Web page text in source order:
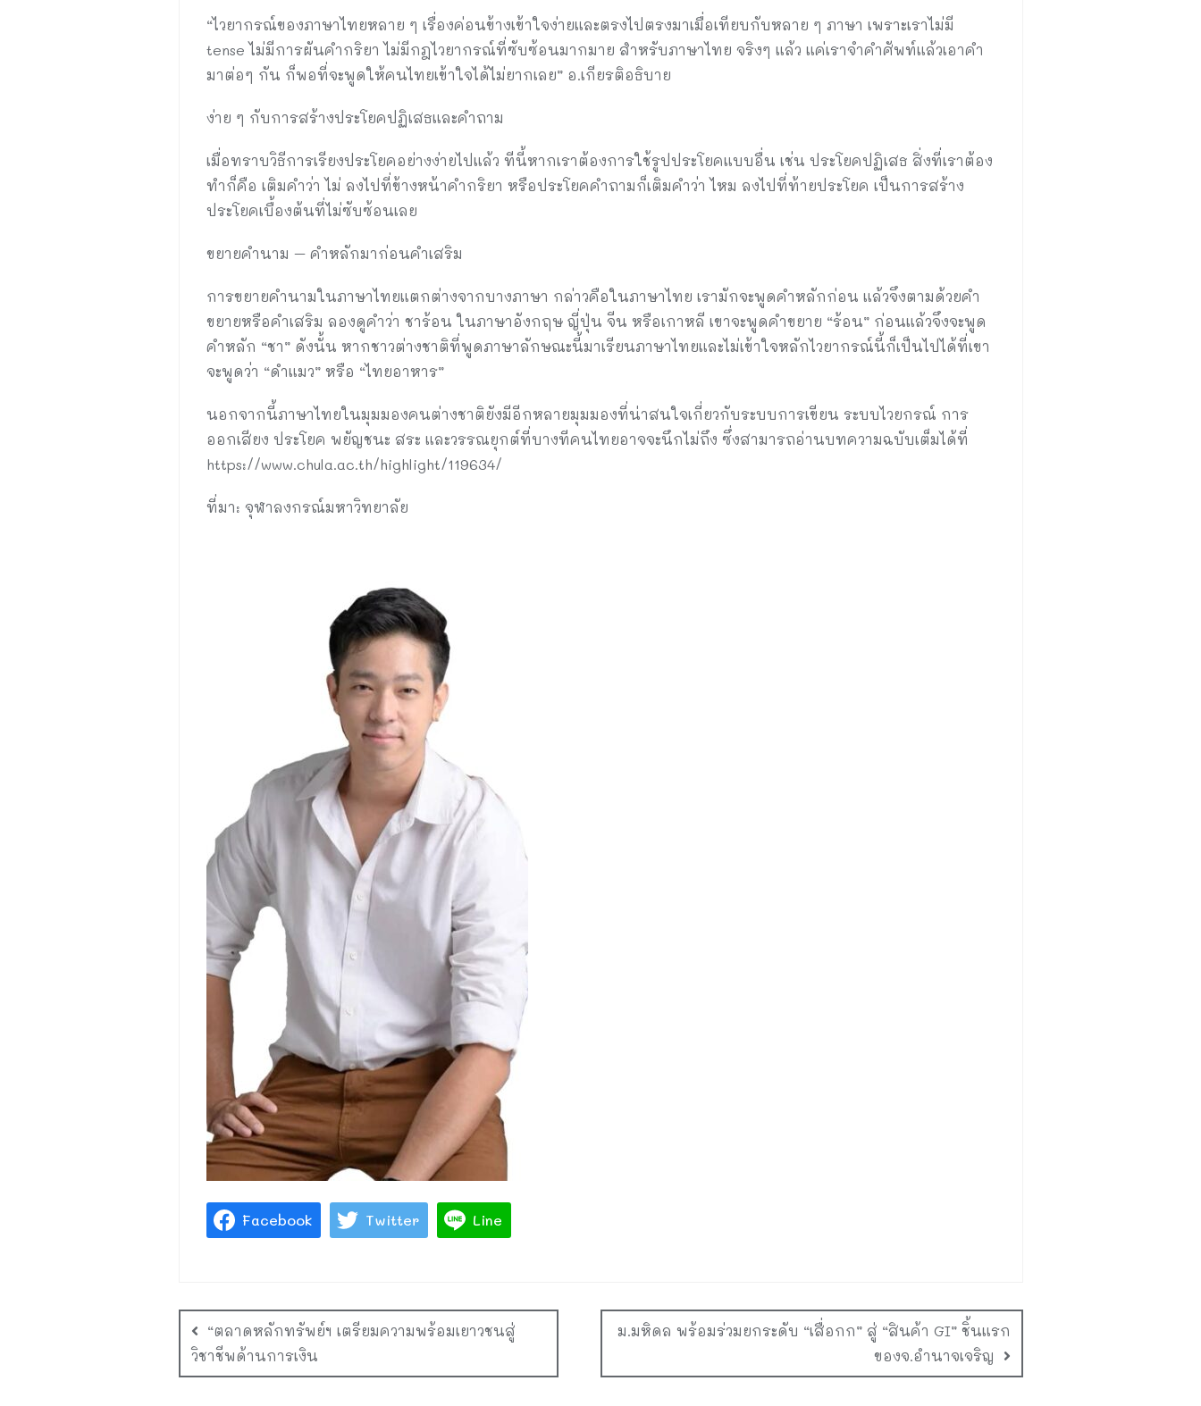
“ไวยากรณ์ของภาษาไทยหลาย ๆ เรื่องค่อนข้างเข้าใจง่ายและตรงไปตรงมาเมื่อเทียบกับหลาย ๆ ภาษา เพราะเราไม่มี
tense ไม่มีการผันคำกริยา ไม่มีกฎไวยากรณ์ที่ซับซ้อนมากมาย สำหรับภาษาไทย จริงๆ แล้ว แค่เราจำคำศัพท์แล้วเอาคำ
มาต่อๆ กัน ก็พอที่จะพูดให้คนไทยเข้าใจได้ไม่ยากเลย” อ.เกียรติอธิบาย
ง่าย ๆ กับการสร้างประโยคปฏิเสธและคำถาม
เมื่อทราบวิธีการเรียงประโยคอย่างง่ายไปแล้ว ทีนี้หากเราต้องการใช้รูปประโยคแบบอื่น เช่น ประโยคปฏิเสธ สิ่งที่เราต้อง
ทำก็คือ เติมคำว่า ไม่ ลงไปที่ข้างหน้าคำกริยา หรือประโยคคำถามก็เติมคำว่า ไหม ลงไปที่ท้ายประโยค เป็นการสร้าง
ประโยคเบื้องต้นที่ไม่ซับซ้อนเลย
ขยายคำนาม – คำหลักมาก่อนคำเสริม
การขยายคำนามในภาษาไทยแตกต่างจากบางภาษา กล่าวคือในภาษาไทย เรามักจะพูดคำหลักก่อน แล้วจึงตามด้วยคำ
ขยายหรือคำเสริม ลองดูคำว่า ชาร้อน ในภาษาอังกฤษ ญี่ปุ่น จีน หรือเกาหลี เขาจะพูดคำขยาย “ร้อน” ก่อนแล้วจึงจะพูด
คำหลัก “ชา” ดังนั้น หากชาวต่างชาติที่พูดภาษาลักษณะนี้มาเรียนภาษาไทยและไม่เข้าใจหลักไวยากรณ์นี้ก็เป็นไปได้ที่เขา
จะพูดว่า “ดำแมว” หรือ “ไทยอาหาร”
นอกจากนี้ภาษาไทยในมุมมองคนต่างชาติยังมีอีกหลายมุมมองที่น่าสนใจเกี่ยวกับระบบการเขียน ระบบไวยกรณ์ การ
ออกเสียง ประโยค พยัญชนะ สระ และวรรณยุกต์ที่บางทีคนไทยอาจจะนึกไม่ถึง ซึ่งสามารถอ่านบทความฉบับเต็มได้ที่
https://www.chula.ac.th/highlight/119634/
ที่มา: จุฬาลงกรณ์มหาวิทยาลัย
Facebook Twitter Line
“ตลาดหลักทรัพย์ฯ เตรียมความพร้อมเยาวชนสู่
วิชาชีพด้านการเงิน
ม.มหิดล พร้อมร่วมยกระดับ “เสื่อกก” สู่ “สินค้า GI” ชิ้นแรก
ของจ.อำนาจเจริญ